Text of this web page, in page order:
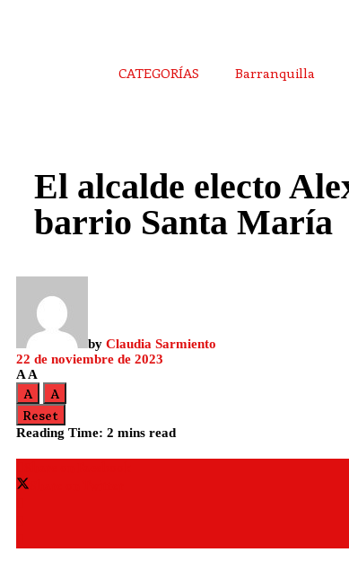
CATEGORÍAS Barranquilla
El alcalde electo
barrio Santa María
by Claudia Sarmiento
22 de noviembre de 2023
A A
A
A
Reset
Reading Time: 2 mins read